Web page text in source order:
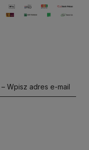
Wpisz adres e-mail